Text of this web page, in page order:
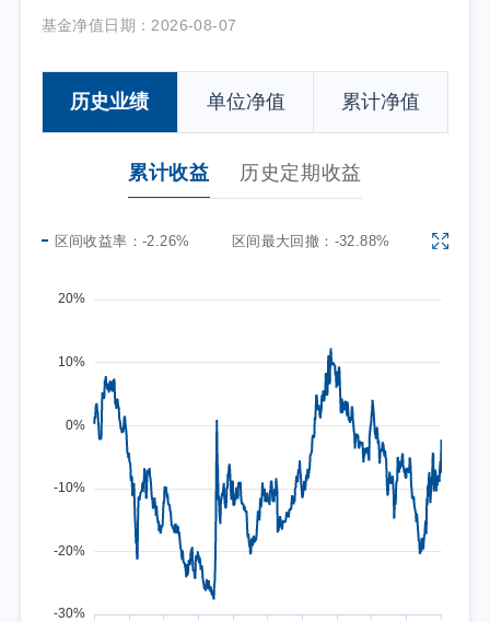
基金净值日期： 2026-08-07
历史业绩 单位净值 累计净值
累计收益 历史定期收益
区间收益率： -2.26% 区间最大回撤： -32.88%